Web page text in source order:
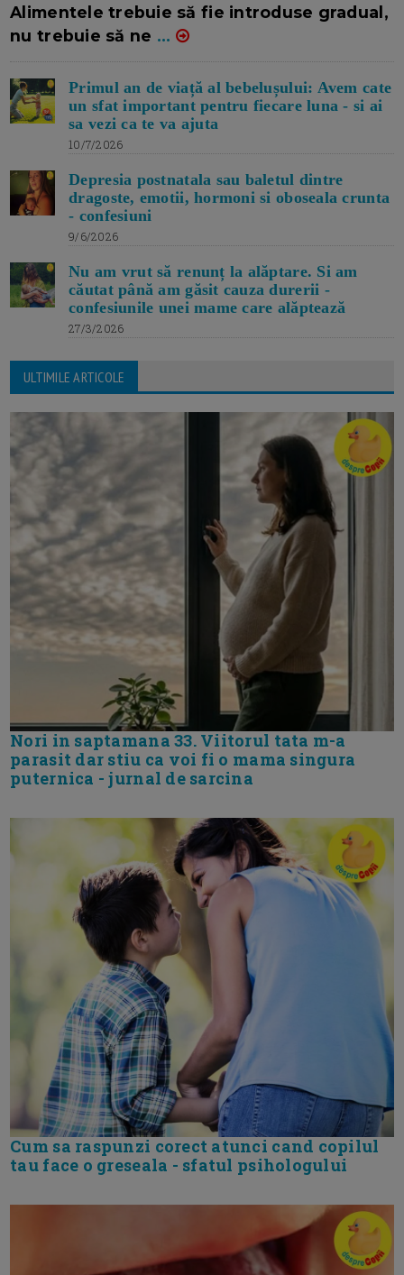
Alimentele trebuie să fie introduse gradual,
nu trebuie să ne ...
Primul an de viață al bebelușului: Avem cate
un sfat important pentru fiecare luna - si ai
sa vezi ca te va ajuta
10/7/2026
Depresia postnatala sau baletul dintre
dragoste, emotii, hormoni si oboseala crunta
- confesiuni
9/6/2026
Nu am vrut să renunț la alăptare. Si am
căutat până am găsit cauza durerii -
confesiunile unei mame care alăptează
27/3/2026
ULTIMILE ARTICOLE
Nori in saptamana 33. Viitorul tata m-a
parasit dar stiu ca voi fi o mama singura
puternica - jurnal de sarcina
Cum sa raspunzi corect atunci cand copilul
tau face o greseala - sfatul psihologului